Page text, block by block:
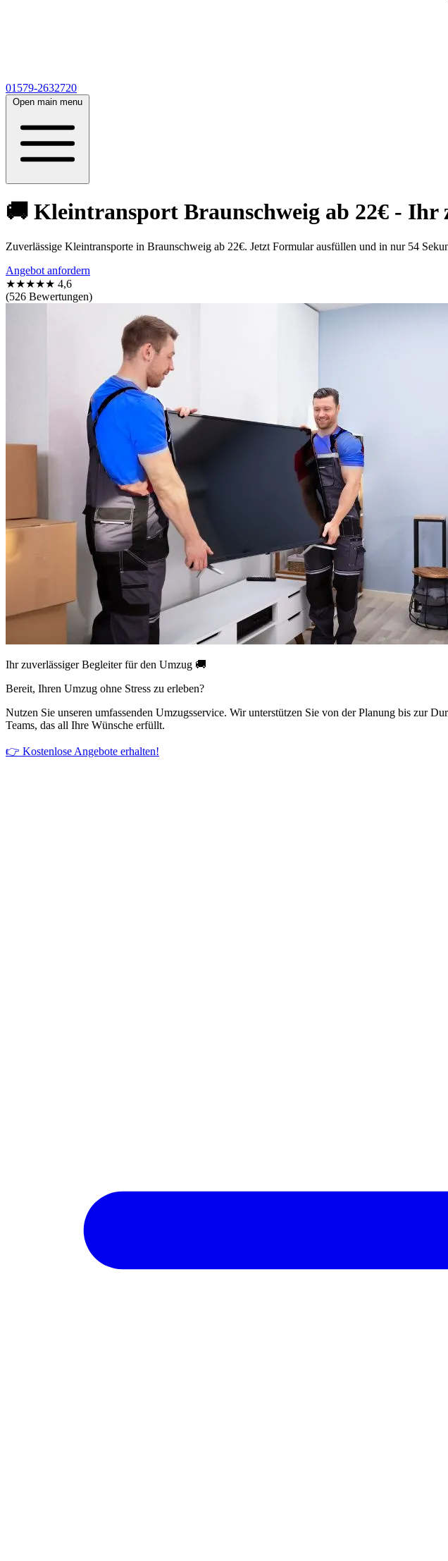
01579-2632720
Open main menu
🚚 Kleintransport Braunschweig ab 22€ - Ihr
Zuverlässige Kleintransporte in Braunschweig ab 22€. Jetzt Formular ausfüllen und in nur 54
Angebot anfordern
★★★★★ 4,6
(526 Bewertungen)
Ihr zuverlässiger Begleiter für den Umzug 🚚
Bereit, Ihren Umzug ohne Stress zu erleben?
Nutzen Sie unseren umfassenden Umzugsservice. Wir unterstützen Sie von der Planung bis zur
Teams, das all Ihre Wünsche erfüllt.
👉 Kostenlose Angebote erhalten!